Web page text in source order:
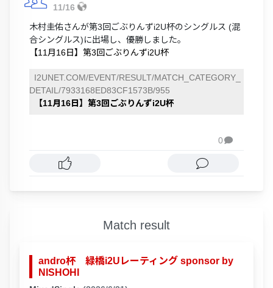
11/16
木村圭佑さんが第3回ごぶりんずi2U杯のシングルス (混
合シングルス)に出場し、優勝しました。
【11月16日】第3回ごぶりんずi2U杯
I2UNET.COM/EVENT/RESULT/MATCH_CATEGORY_
DETAIL/7933168ED83CF1573B/955
【11月16日】第3回ごぶりんずi2U杯
0
Match result
andro杯 緑橋i2Uレーティング sponsor by
NISHOHI